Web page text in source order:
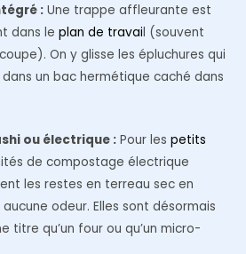
: Une trappe affleurante est
dans leplan de travail (souvent
On y glisse les épluchures qui
un bac hermétique caché dans
ou électrique : Pour lespetits
de compostage électrique
les restes en terreau sec en
odeur. Elles sont désormais
titre qu’un four ou qu’un micro-